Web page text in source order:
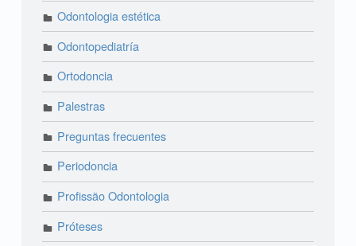
Odontologia estética
Odontopediatría
Ortodoncia
Palestras
Preguntas frecuentes
Periodoncia
Profissão Odontologia
Próteses